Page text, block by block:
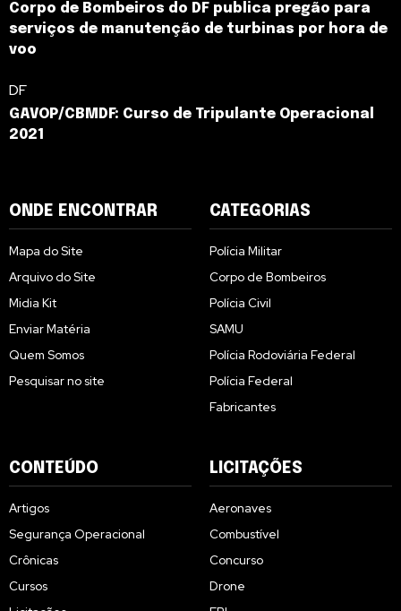
Corpo de Bombeiros do DF publica pregão para
serviços de manutenção de turbinas por hora de
voo
DF
GAVOP/CBMDF: Curso de Tripulante Operacional
2021
ONDE ENCONTRAR
Mapa do Site
Arquivo do Site
Midia Kit
Enviar Matéria
Quem Somos
Pesquisar no site
CATEGORIAS
Polícia Militar
Corpo de Bombeiros
Polícia Civil
SAMU
Polícia Rodoviária Federal
Polícia Federal
Fabricantes
CONTEÚDO
Artigos
Segurança Operacional
Crônicas
Cursos
LICITAÇÕES
Aeronaves
Combustível
Concurso
Drone